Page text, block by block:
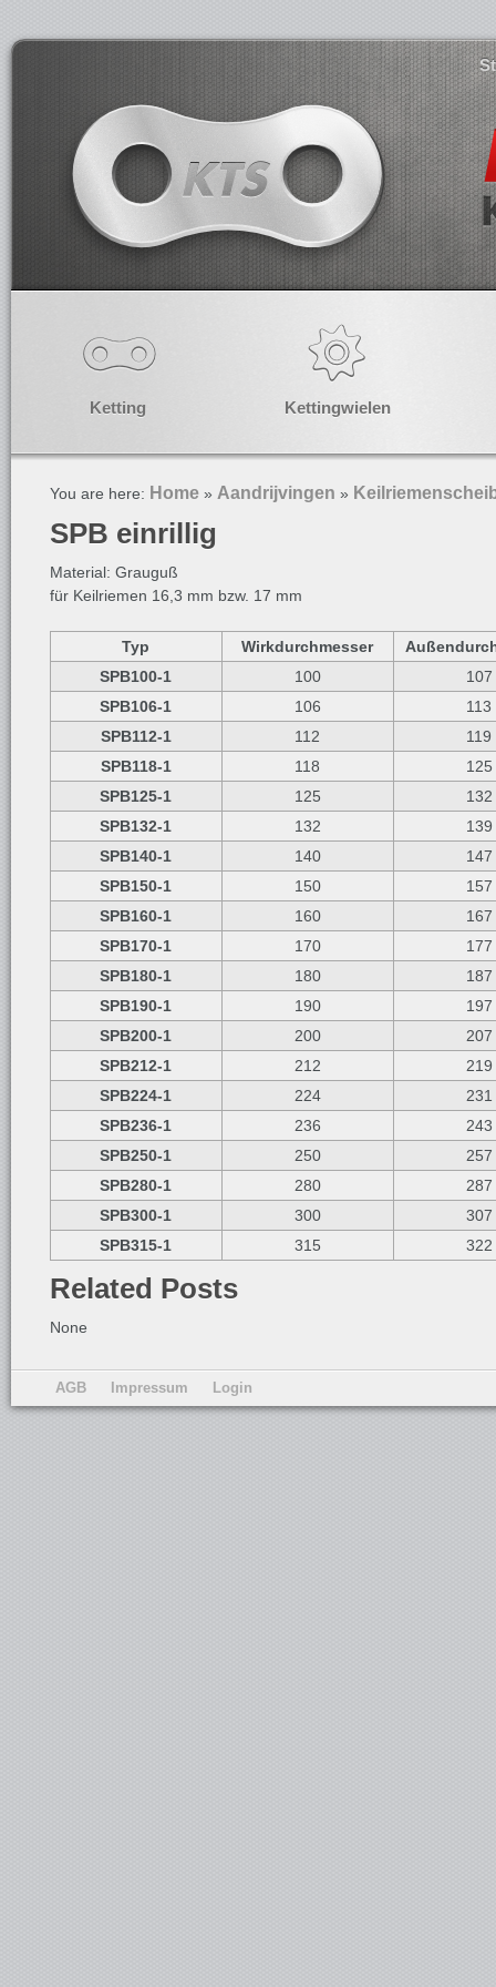
Ketting Kettingwielen
You are here: Home » Aandrijvingen »
SPB einrillig
Material: Grauguß
für Keilriemen 16,3 mm bzw. 17 mm
Typ Wirkdurchmesser
SPB100-1
100
107
SPB106-1
106
113
SPB112-1
112
119
SPB118-1
118
125
SPB125-1
125
132
SPB132-1
132
139
SPB140-1
140
147
SPB150-1
150
157
SPB160-1
160
167
SPB170-1
170
177
SPB180-1
180
187
SPB190-1
190
197
SPB200-1
200
207
SPB212-1
212
219
SPB224-1
224
231
SPB236-1
236
243
SPB250-1
250
257
SPB280-1
280
287
SPB300-1
300
307
SPB315-1
315 322
Related Posts
None
AGB Impressum Login